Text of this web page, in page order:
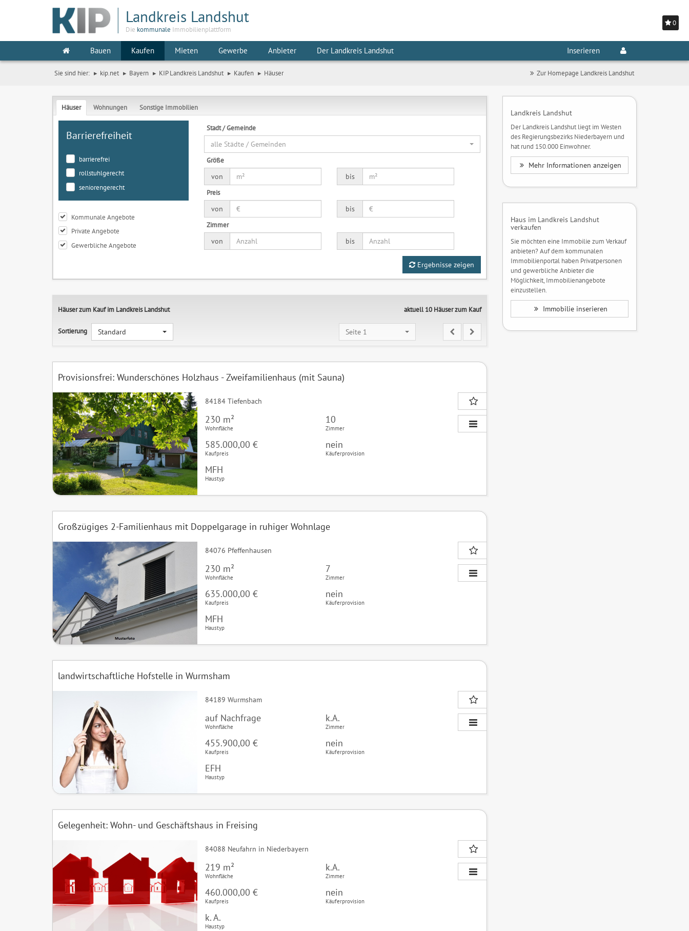
0
Landkreis Landshut
Die kommunale Immobilienplattform
Bauen Kaufen Mieten Gewerbe Anbieter Der Landkreis Landshut Inserieren
Sie sind hier: kip.net Bayern KIP Landkreis Landshut Kaufen Häuser Zur Homepage Landkreis Landshut
Häuser Wohnungen Sonstige Immobilien
Barrierefreiheit
barrierefrei
rollstuhlgerecht
seniorengerecht
Kommunale Angebote
Private Angebote
Gewerbliche Angebote
Stadt / Gemeinde
alle Städte / Gemeinden
Größe
von
bis
Preis
von
bis
Zimmer
von
bis
Ergebnisse zeigen
Häuser zum Kauf im Landkreis Landshut
Sortierung Standard
aktuell 10 Häuser zum Kauf
Seite 1
Provisionsfrei: Wunderschönes Holzhaus - Zweifamilienhaus (mit Sauna)
84184 Tiefenbach
230 m²
Wohnfläche
10
Zimmer
585.000,00 €
Kaufpreis
nein
Käuferprovision
MFH
Haustyp
Großzügiges 2-Familienhaus mit Doppelgarage in ruhiger Wohnlage
84076 Pfeffenhausen
230 m²
Wohnfläche
7
Zimmer
635.000,00 €
Kaufpreis
nein
Käuferprovision
MFH
Haustyp
landwirtschaftliche Hofstelle in Wurmsham
84189 Wurmsham
auf Nachfrage
Wohnfläche
k.A.
Zimmer
455.900,00 €
Kaufpreis
nein
Käuferprovision
EFH
Haustyp
Gelegenheit: Wohn- und Geschäftshaus in Freising
84088 Neufahrn in Niederbayern
219 m²
Wohnfläche
k.A.
Zimmer
460.000,00 €
Kaufpreis
nein
Käuferprovision
k. A.
Haustyp
Landkreis Landshut
Der Landkreis Landshut liegt im Westen
des Regierungsbezirks Niederbayern und
hat rund 150.000 Einwohner.
Mehr Informationen anzeigen
Haus im Landkreis Landshut
verkaufen
Sie möchten eine Immobilie zum Verkauf
anbieten? Auf dem kommunalen
Immobilienportal haben Privatpersonen
und gewerbliche Anbieter die
Möglichkeit, Immobilienangebote
einzustellen.
Immobilie inserieren